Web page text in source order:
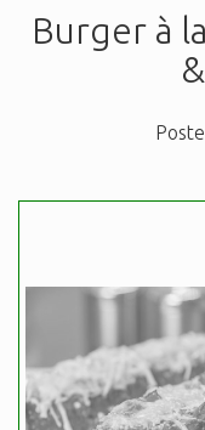
Burger à